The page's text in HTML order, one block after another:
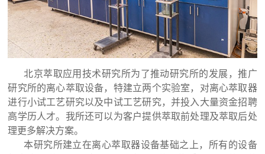
北京萃取应用技术研究所为了推动研究所的发展，推广
研究所的离心萃取设备，特建立两个实验室，对离心萃取器
进行小试工艺研究以及中试工艺研究，并投入大量资金招聘
高学历人才。我所还可以为客户提供萃取前处理及萃取后处
理更多解决方案。
本研究所建立在离心萃取器设备基础之上，所有的设备